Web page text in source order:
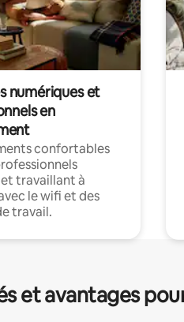
numériques et
en
confortables
travaillant à
le wifi et des
travail.
et avantages